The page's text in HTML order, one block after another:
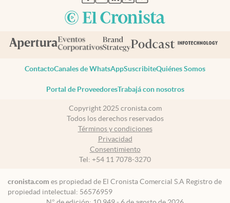
ContactoCanales de WhatsAppSuscribiteQuiénes Somos
Portal de ProveedoresTrabajá con nosotros
Copyright 2025 cronista.com
Todos los derechos reservados
Términos y condiciones
Privacidad
Consentimiento
Tel: +54 11 7078-3270
cronista.com es propiedad de El Cronista Comercial S.A Registro de
propiedad intelectual: 56576959